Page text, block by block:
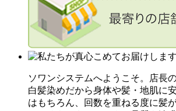
ソワンシステムへようこそ。店長
白髪染めだから身体や髪・地肌に
はもちろん、回数を重ねる度に髪